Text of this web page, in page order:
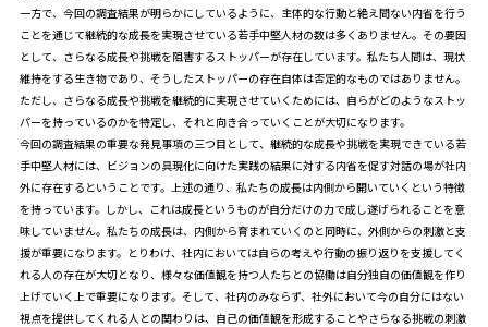
一方で、今回の調査結果が明らかにしているように、主体的な行動と絶え間ない内省を行う
ことを通じて継続的な成長を実現させている若手中堅人材の数は多くありません。その要因
として、さらなる成長や挑戦を阻害するストッパーが存在しています。私たち人間は、現状
維持をする生き物であり、そうしたストッパーの存在自体は否定的なものではありません。
ただし、さらなる成長や挑戦を継続的に実現させていくためには、自らがどのようなストッ
パーを持っているのかを特定し、それと向き合っていくことが大切になります。
今回の調査結果の重要な発見事項の三つ目として、継続的な成長や挑戦を実現できている若
手中堅人材には、ビジョンの具現化に向けた実践の結果に対する内省を促す対話の場が社内
外に存在するということです。上述の通り、私たちの成長は内側から開いていくという特徴
を持っています。しかし、これは成長というものが自分だけの力で成し遂げられることを意
味していません。私たちの成長は、内側から育まれていくのと同時に、外側からの刺激と支
援が重要になります。とりわけ、社内においては自らの考えや行動の振り返りを支援してく
れる人の存在が大切となり、様々な価値観を持つ人たちとの協働は自分独自の価値観を作り
上げていく上で重要になります。そして、社内のみならず、社外において今の自分にはない
視点を提供してくれる人との関わりは、自己の価値観を形成することやさらなる挑戦の刺激